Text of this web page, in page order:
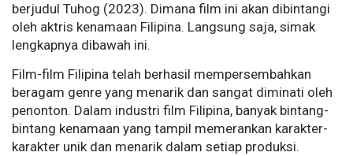
berjudul Tuhog (2023). Dimana film ini akan dibintangi
oleh aktris kenamaan Filipina. Langsung saja, simak
lengkapnya dibawah ini.
Film-film Filipina telah berhasil mempersembahkan
beragam genre yang menarik dan sangat diminati oleh
penonton. Dalam industri film Filipina, banyak bintang-
bintang kenamaan yang tampil memerankan karakter-
karakter unik dan menarik dalam setiap produksi.